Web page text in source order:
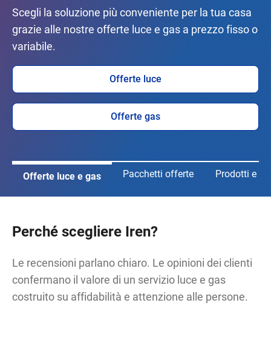
Offerte luce e gas Pacchetti offerte Prodotti e
Scegli la soluzione più conveniente per la tua casa
grazie alle nostre offerte luce e gas a prezzo fisso o
variabile.
Offerte luce
Offerte gas
Perché scegliere Iren?
Le recensioni parlano chiaro. Le opinioni dei clienti
confermano il valore di un servizio luce e gas
costruito su affidabilità e attenzione alle persone.